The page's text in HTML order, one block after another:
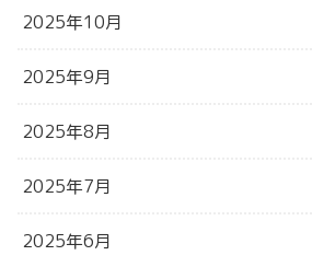
2025年10月
2025年9月
2025年8月
2025年7月
2025年6月